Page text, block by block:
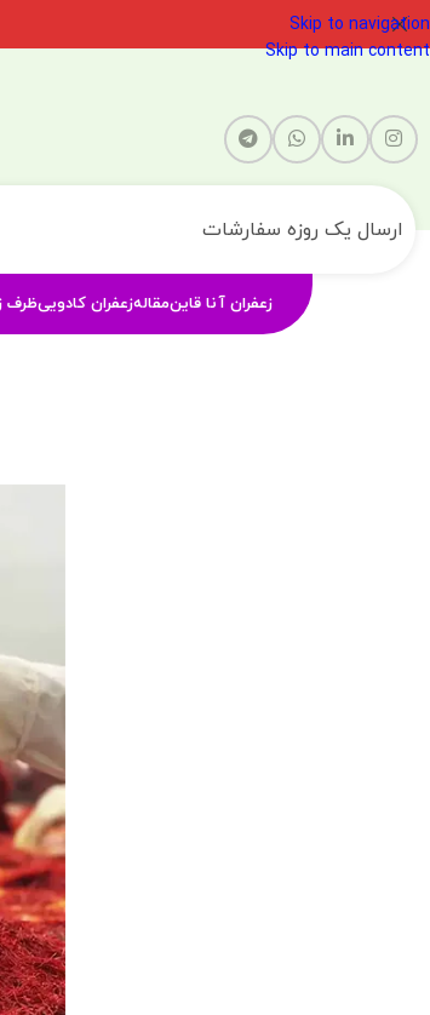
Skip to navigation
Skip to main content
ارسال یک روزه سفارشات
زعفران آنا قاینمقالهزعفران کادوییظرف